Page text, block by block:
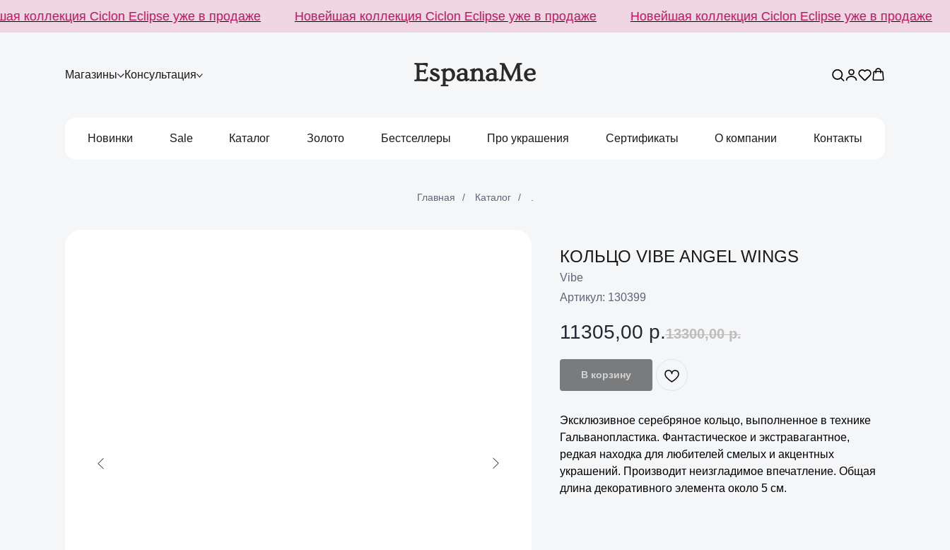
коллекция Ciclon Eclipse уже в продаже Новейшая коллекция Ciclon Eclipse уже в продаже Новейшая коллекция Ciclon Eclipse уже в продаже
Магазины Консультация
Новинки Sale Каталог Золото Бестселлеры Про украшения Сертификаты О компании Контакты
Главная / Каталог /
КОЛЬЦО VIBE ANGEL WINGS
Vibe
Артикул: 130399
11305,00 р.13300,00 р.
В корзину
Эксклюзивное серебряное кольцо, выполненное в технике
Гальванопластика. Фантастическое и экстравагантное,
редкая находка для любителей смелых и акцентных
украшений. Производит неизгладимое впечатление. Общая
длина декоративного элемента около 5 см.